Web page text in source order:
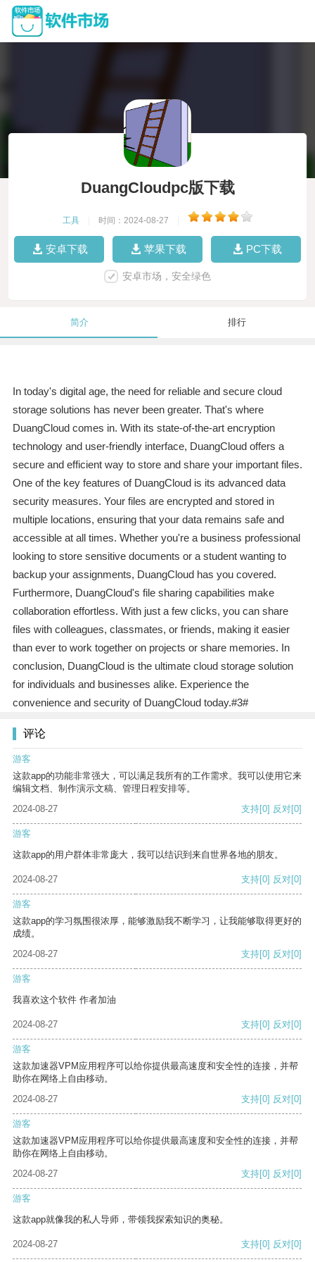
DuangCloudpc版下载
工具 时间：2024-08-27
安卓下载 苹果下载 PC下载
安卓市场，安全绿色
简介 排行
In today's digital age, the need for reliable and secure cloud
storage solutions has never been greater. That's where
DuangCloud comes in. With its state-of-the-art encryption
technology and user-friendly interface, DuangCloud offers a
secure and efficient way to store and share your important files.
One of the key features of DuangCloud is its advanced data
security measures. Your files are encrypted and stored in
multiple locations, ensuring that your data remains safe and
accessible at all times. Whether you're a business professional
looking to store sensitive documents or a student wanting to
backup your assignments, DuangCloud has you covered.
Furthermore, DuangCloud's file sharing capabilities make
collaboration effortless. With just a few clicks, you can share
files with colleagues, classmates, or friends, making it easier
than ever to work together on projects or share memories. In
conclusion, DuangCloud is the ultimate cloud storage solution
for individuals and businesses alike. Experience the
convenience and security of DuangCloud today.#3#
评论
游客
这款app的功能非常强大，可以满足我所有的工作需求。我可以使用它来
编辑文档、制作演示文稿、管理日程安排等。
2024-08-27
支持[0] 反对[0]
游客
这款app的用户群体非常庞大，我可以结识到来自世界各地的朋友。
2024-08-27 支持[0] 反对[0]
游客
这款app的学习氛围很浓厚，能够激励我不断学习，让我能够取得更好的
成绩。
2024-08-27
支持[0] 反对[0]
游客
我喜欢这个软件 作者加油
2024-08-27 支持[0] 反对[0]
游客
这款加速器VPM应用程序可以给你提供最高速度和安全性的连接，并帮
助你在网络上自由移动。
2024-08-27
支持[0] 反对[0]
游客
这款加速器VPM应用程序可以给你提供最高速度和安全性的连接，并帮
助你在网络上自由移动。
2024-08-27
支持[0] 反对[0]
游客
这款app就像我的私人导师，带领我探索知识的奥秘。
2024-08-27 支持[0] 反对[0]